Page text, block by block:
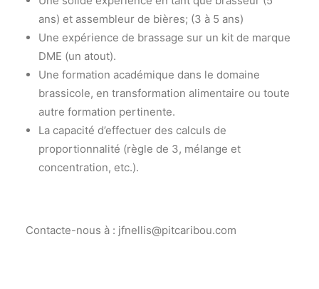
ans) et assembleur de bières; (3 à 5 ans)
Une expérience de brassage sur un kit de marque
DME (un atout).
Une formation académique dans le domaine
brassicole, en transformation alimentaire ou toute
autre formation pertinente.
La capacité d’effectuer des calculs de
proportionnalité (règle de 3, mélange et
concentration, etc.).
Contacte-nous à : jfnellis@pitcaribou.com